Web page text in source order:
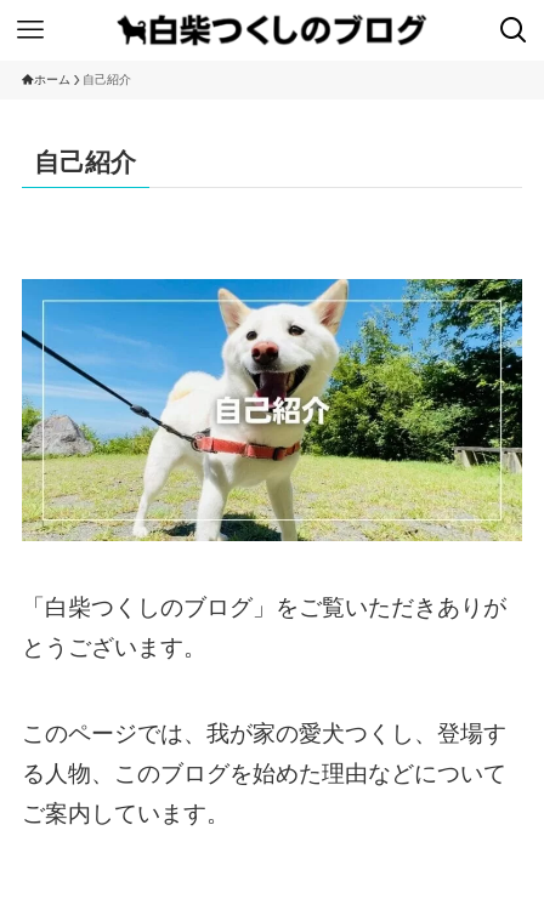
ホーム 自己紹介
自己紹介
「白柴つくしのブログ」をご覧いただきありが
とうございます。
このページでは、我が家の愛犬つくし、登場す
る人物、このブログを始めた理由などについて
ご案内しています。